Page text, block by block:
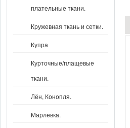
плательные ткани.
Кружевная ткань и сетки.
Купра
Курточные/плащевые
ткани.
Лён, Конопля.
Марлевка.